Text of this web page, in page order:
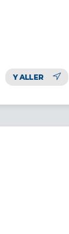
Y ALLER